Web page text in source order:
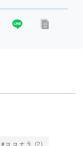
ココナラ (2)